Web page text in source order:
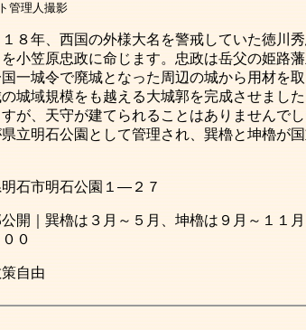
管理人撮影
１８年、西国の外様大名を警戒していた徳川
を小笠原忠政に命じます。忠政は岳父の姫路
一城令で廃城となった周辺の城から用材を
城域規模をも越える大城郭を完成させまし
が、天守が建てられることはありませんで
県立明石公園として管理され、巽櫓と坤櫓が
石市明石公園１―２７
開｜巽櫓は３月～５月、坤櫓は９月～１１
０
自由